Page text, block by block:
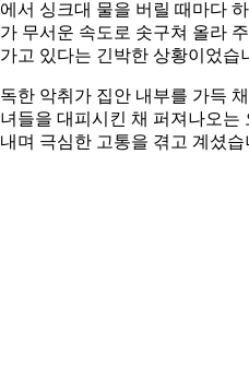
서 싱크대 물을 버릴 때마다
무서운 속도로 솟구쳐 올라
고 있다는 긴박한 상황이었습
한 악취가 집안 내부를 가득
들을 대피시킨 채 퍼져나오는
며 극심한 고통을 겪고 계셨습